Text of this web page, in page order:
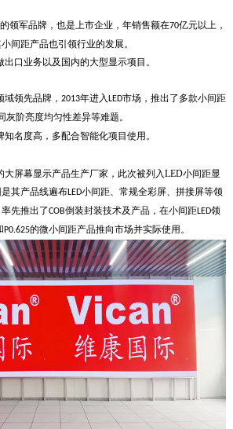
领军品牌，也是上市企业，年销售额在70亿元以上，
间距产品也引领行业的发展。
口业务以及国内的大型显示项目。
领先品牌， 2013年进入 LED市场，推出了多款小间距
阶亮度均匀性差异等难题。
名度高，多配合智能化项目使用。
大屏幕显示产品生产厂家，此次被列入LED小间距显
其产品线遍布LED小间距、常规全彩屏、拼接屏等领
先推出了COB倒装封装技术及产品，在小间距LED领
P0.625的微小间距产品推向市场并实际使用。